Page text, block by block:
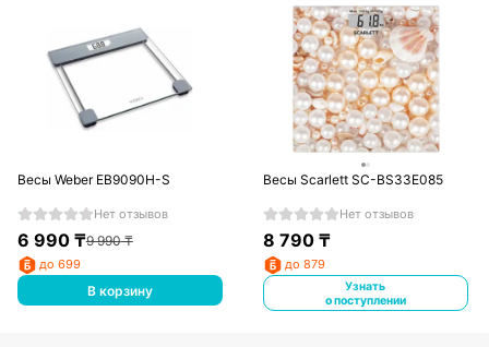
Весы Weber EB9090H-S
Нет отзывов
6 990₸9 990₸
до 699
В корзину
Весы Scarlett SC-BS33E085
Нет отзывов
8 790 ₸
до 879
Узнать
о поступлении